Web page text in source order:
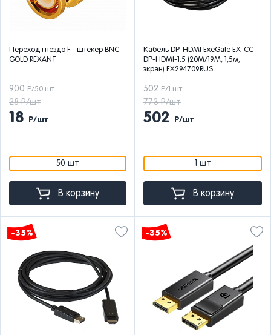
Переход гнездо F - штекер BNC
GOLD REXANT
900 Р/50 шт
28 Р/шт
18 Р/шт
50 шт
В корзину
Кабель DP-HDMI ExeGate EX-CC-
DP-HDMI-1.5 (20M/19M, 1,5м,
экран) EX294709RUS
502 Р/1 шт
773 Р/шт
502 Р/шт
1 шт
В корзину
-35% -35%